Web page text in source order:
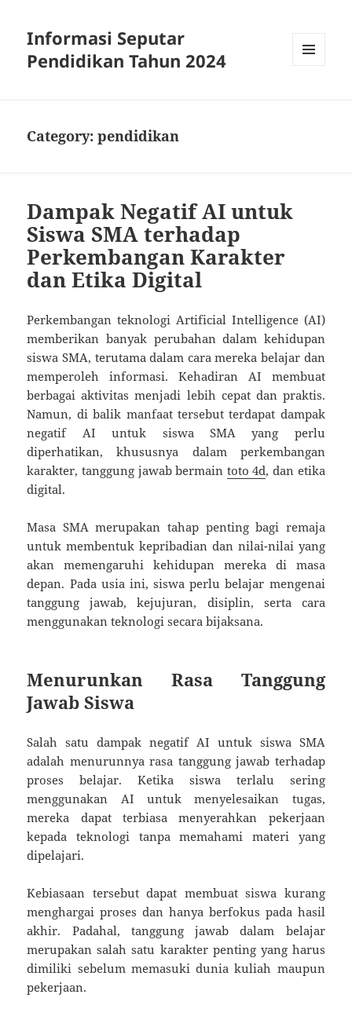
Informasi Seputar
Pendidikan Tahun 2024
Category:pendidikan
Dampak Negatif AI untuk
Siswa SMA terhadap
Perkembangan Karakter
dan Etika Digital
Perkembangan teknologi Artificial Intelligence (AI)
memberikan banyak perubahan dalam kehidupan
siswa SMA, terutama dalam cara mereka belajar dan
memperoleh informasi. Kehadiran AI membuat
berbagai aktivitas menjadi lebih cepat dan praktis.
Namun, di balik manfaat tersebut terdapat dampak
negatif AI untuk siswa SMA yang perlu
diperhatikan, khususnya dalam perkembangan
karakter, tanggung jawab bermain toto 4d, dan etika
digital.
Masa SMA merupakan tahap penting bagi remaja
untuk membentuk kepribadian dan nilai-nilai yang
akan memengaruhi kehidupan mereka di masa
depan. Pada usia ini, siswa perlu belajar mengenai
tanggung jawab, kejujuran, disiplin, serta cara
menggunakan teknologi secara bijaksana.
Menurunkan Rasa Tanggung
Jawab Siswa
Salah satu dampak negatif AI untuk siswa SMA
adalah menurunnya rasa tanggung jawab terhadap
proses belajar. Ketika siswa terlalu sering
menggunakan AI untuk menyelesaikan tugas,
mereka dapat terbiasa menyerahkan pekerjaan
kepada teknologi tanpa memahami materi yang
dipelajari.
Kebiasaan tersebut dapat membuat siswa kurang
menghargai proses dan hanya berfokus pada hasil
akhir. Padahal, tanggung jawab dalam belajar
merupakan salah satu karakter penting yang harus
dimiliki sebelum memasuki dunia kuliah maupun
pekerjaan.